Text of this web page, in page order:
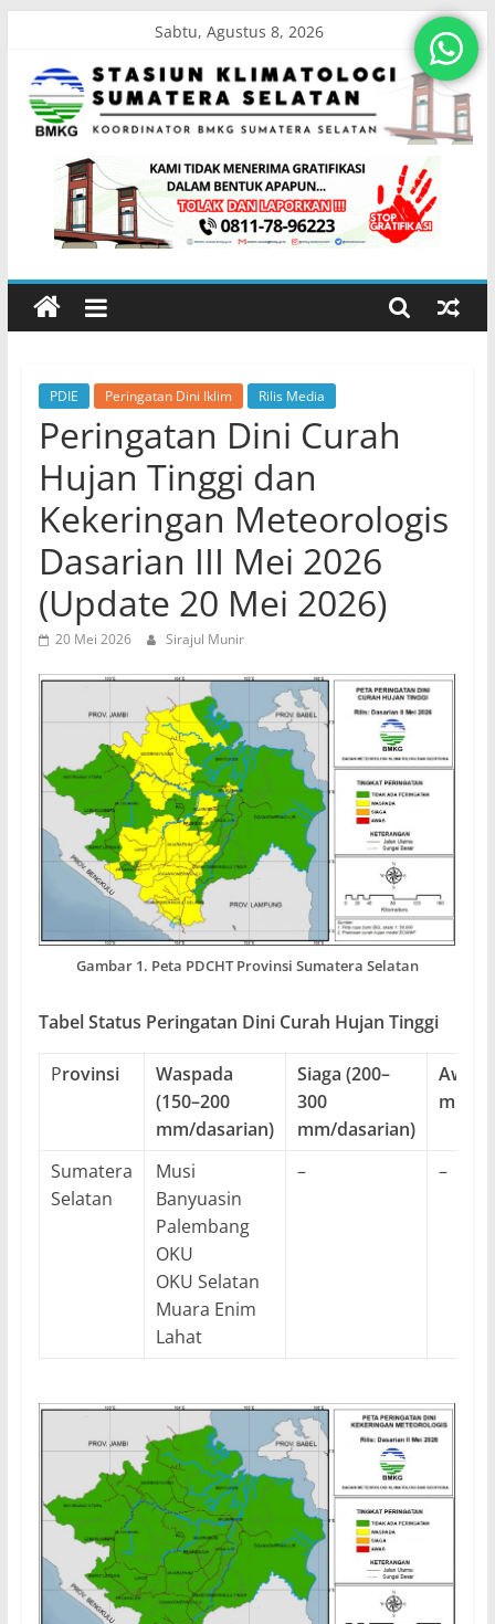
content
Sabtu, Agustus 8, 2026
Stasiun
Klimatologi
Sumatera
Koordinator
BMKG
Sumatera
Selatan
PDIE Peringatan Dini Iklim Rilis Media
Peringatan Dini Curah
Hujan Tinggi dan
Kekeringan Meteorologis
Dasarian III Mei 2026
(Update 20 Mei 2026)
20 Mei 2026 Sirajul Munir
Gambar 1. Peta PDCHT Provinsi Sumatera Selatan
Tabel Status Peringatan Dini Curah Hujan Tinggi
Provinsi
Waspada
(150–200
mm/dasarian)
Siaga (200–
300
mm/dasarian)
Awas
mm/
Sumatera
Selatan
Musi
Banyuasin
Palembang
OKU
OKU Selatan
Muara Enim
Lahat
– –